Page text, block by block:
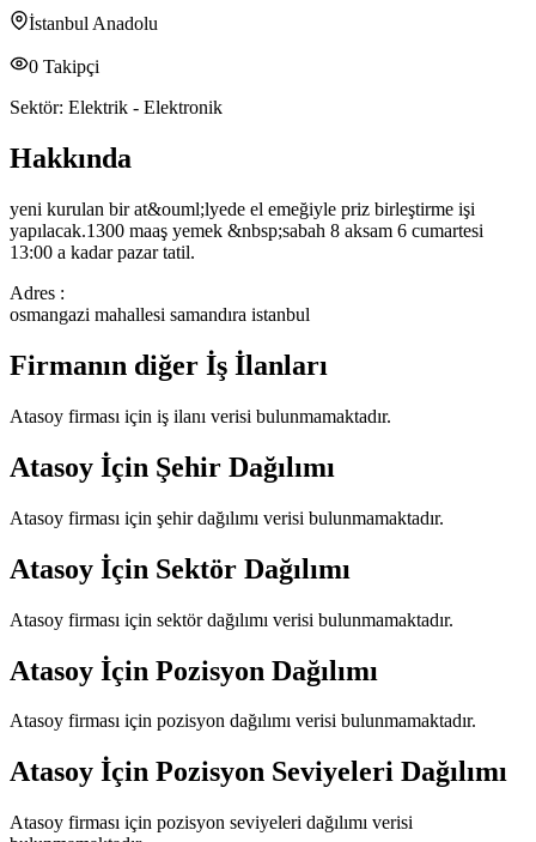
İstanbul Anadolu
0 Takipçi
Sektör: Elektrik - Elektronik
Hakkında
yeni kurulan bir at&ouml;lyede el emeğiyle priz birleştirme işi
yapılacak.1300 maaş yemek &nbsp;sabah 8 aksam 6 cumartesi
13:00 a kadar pazar tatil.
Adres :
osmangazi mahallesi samandıra istanbul
Firmanın diğer İş İlanları
Atasoy firması için iş ilanı verisi bulunmamaktadır.
Atasoy İçin Şehir Dağılımı
Atasoy firması için şehir dağılımı verisi bulunmamaktadır.
Atasoy İçin Sektör Dağılımı
Atasoy firması için sektör dağılımı verisi bulunmamaktadır.
Atasoy İçin Pozisyon Dağılımı
Atasoy firması için pozisyon dağılımı verisi bulunmamaktadır.
Atasoy İçin Pozisyon Seviyeleri Dağılımı
Atasoy firması için pozisyon seviyeleri dağılımı verisi